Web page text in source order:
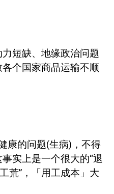
短缺、地缘政治问题
个国家商品运输不顺
康的问题(生病) ，不得
实上是一个很大的“退
荒”，「用工成本」大